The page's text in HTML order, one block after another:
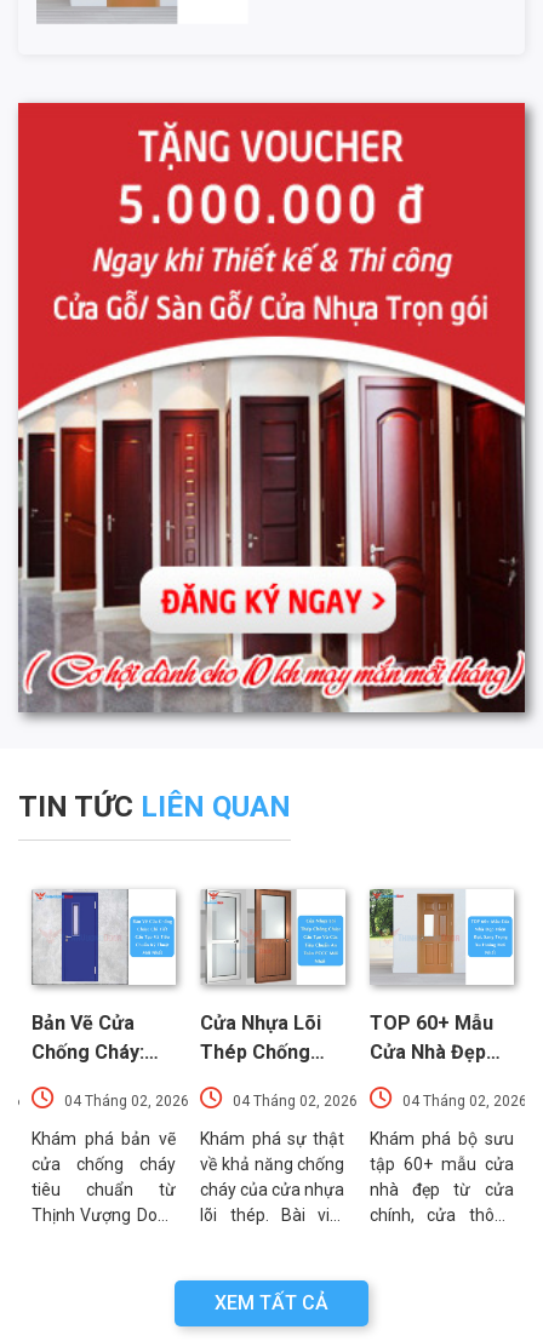
TIN TỨC LIÊN QUAN
Bản Vẽ Cửa
Chống Cháy:
Chi Tiết Cấu
Tạo Và Tiêu
Chuẩn Kỹ Thuật
Mới Nhất
04 Tháng 02, 2026
Khám phá bản vẽ
cửa chống cháy
tiêu chuẩn từ
Thịnh Vượng Door.
sơ đồ cấu tạo và
Cửa Nhựa Lõi
Thép Chống
Cháy: Cấu Tạo
Và Các Tiêu
Chuẩn An Toàn
PCCC Mới Nhất
04 Tháng 02, 2026
Khám phá sự thật
về khả năng chống
cháy của cửa nhựa
lõi thép. Bài viết
và các tiêu chuẩn
TOP 60+ Mẫu
Cửa Nhà Đẹp
Hiện Đại, Sang
Trọng Xu
Hướng Mới Nhất
04 Tháng 02, 2026
Khám phá bộ sưu
tập 60+ mẫu cửa
nhà đẹp từ cửa
chính, cửa thông
XEM TẤT CẢ